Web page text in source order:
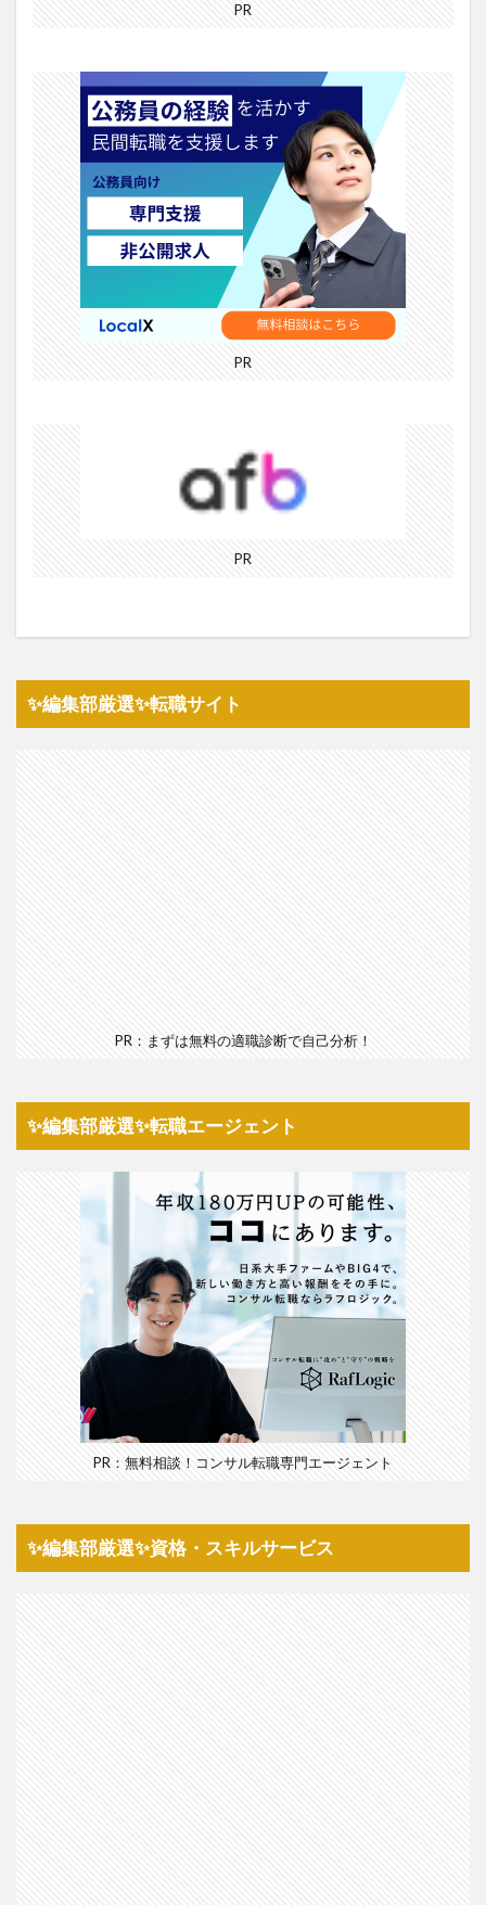
PR
PR
PR
✨編集部厳選✨転職サイト
PR：まずは無料の適職診断で自己分析！
✨編集部厳選✨転職エージェント
PR：無料相談！コンサル転職専門エージェント
✨編集部厳選✨資格・スキルサービス